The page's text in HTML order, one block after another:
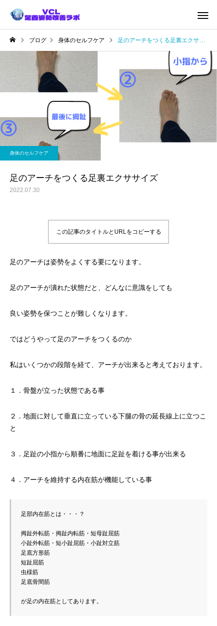
ブログ 身体のセルフケア 足のアーチをつくる足裏エクササイズ
身体のセルフケア
足のアーチをつくる足裏エクササイズ
2022.07.30
この記事のタイトルとURLをコピーする
足のアーチは姿勢をよくする要になります。
足のアーチが潰れた状態だと、どんなに意識をしても
良い姿勢を保つことが難しくなります。
ではどうやって足のアーチをつくるのか
私はいくつかの段階を経て、アーチが出来ると考えております。
１．骨盤が立った状態である事
２．地面に対して垂直に立っている下腿の骨の延長線上に立つこ
と
３．足趾の小指から順番に地面に足趾を着ける事が出来る
４．アーチを維持する内在筋が機能している事
足部内在筋とは・・・？
拇趾外転筋・拇趾内転筋・短母趾屈筋
小趾外転筋・短小趾屈筋・小趾対立筋
足底方形筋
短趾屈筋
虫様筋
足底骨間筋
が足の内在筋としてあります。